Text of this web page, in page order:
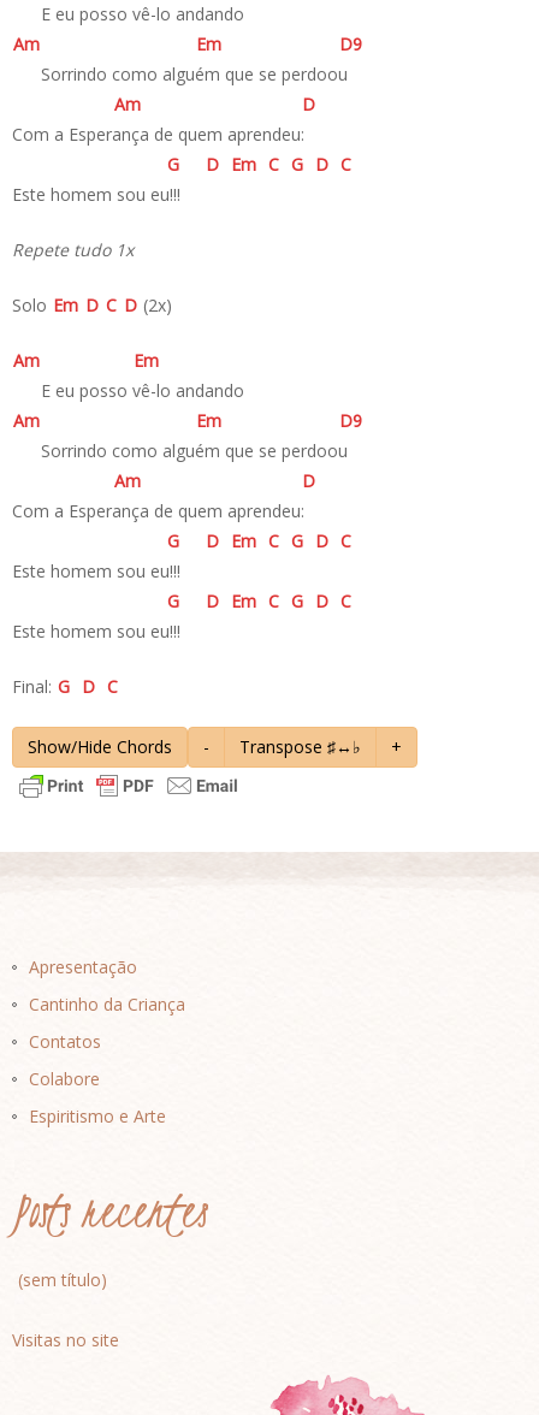
­ E eu posso vê-lo andando
Am Em D9
­ Sorrindo como alguém que se perdoou
Am
D
Com a Esperança de quem aprendeu:
G
D Em C G D C
Este homem sou eu!!!
Repete tudo 1x
Solo Em D C D (2x)
Am Em
­ E eu posso vê-lo andando
Am Em D9
­ Sorrindo como alguém que se perdoou
Am
D
Com a Esperança de quem aprendeu:
G
D Em C G D C
Este homem sou eu!!!
G
D Em C G D C
Este homem sou eu!!!
Final: G D C
Show/Hide Chords - Transpose ♯↔♭ +
Apresentação
Cantinho da Criança
Contatos
Colabore
Espiritismo e Arte
Posts recentes
(sem título)
Visitas no site